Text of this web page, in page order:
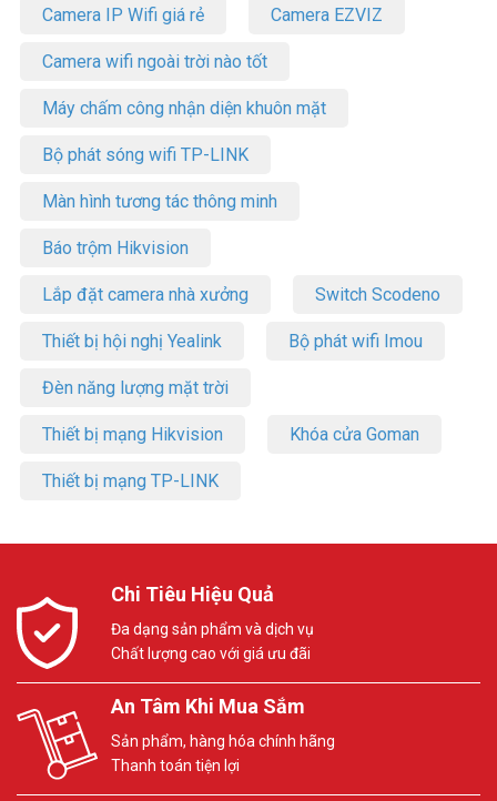
nhé.Camera IP Wifi giá rẻ Camera EZVIZ
Camera wifi ngoài trời nào tốt
Máy chấm công nhận diện khuôn mặt
Bộ phát sóng wifi TP-LINK
Màn hình tương tác thông minh
Báo trộm Hikvision
Lắp đặt camera nhà xưởng Switch Scodeno
Thiết bị hội nghị Yealink Bộ phát wifi Imou
Đèn năng lượng mặt trời
Thiết bị mạng Hikvision Khóa cửa Goman
Thiết bị mạng TP-LINK
Chi Tiêu Hiệu Quả
Đa dạng sản phẩm và dịch vụ
Chất lượng cao với giá ưu đãi
An Tâm Khi Mua Sắm
Sản phẩm, hàng hóa chính hãng
Thanh toán tiện lợi